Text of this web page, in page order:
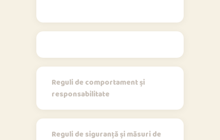
Reguli de comportament și
responsabilitate
Reguli de siguranță și măsuri de